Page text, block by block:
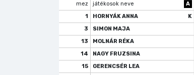
mez játékosok neve A
1
HORNYÁK ANNA K
3
SIMON MAJA
13
MOLNÁR RÉKA
14
NAGY FRUZSINA
15
GERENCSÉR LEA